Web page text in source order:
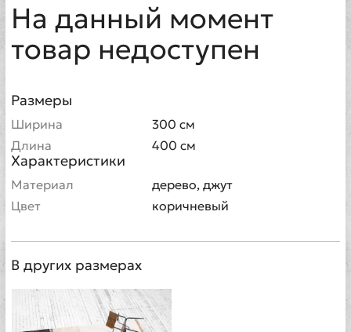
На данный момент
товар недоступен
Размеры
Ширина
300 см
Длина
400 см
Характеристики
Материал
дерево, джут
Цвет
коричневый
В других размерах